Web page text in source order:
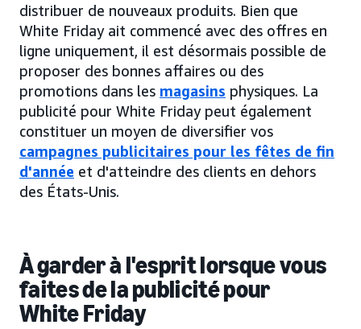
distribuer de nouveaux produits. Bien que
White Friday ait commencé avec des offres en
ligne uniquement, il est désormais possible de
proposer des bonnes affaires ou des
promotions dans les magasins physiques. La
publicité pour White Friday peut également
constituer un moyen de diversifier vos
campagnes publicitaires pour les fêtes de fin
d'année et d'atteindre des clients en dehors
des États-Unis.
À garder à l'esprit lorsque vous
faites de la publicité pour
White Friday